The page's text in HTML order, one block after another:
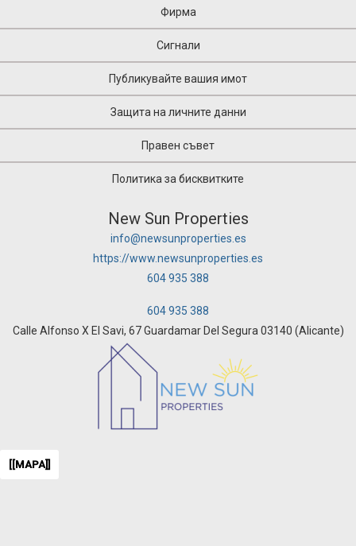
Фирма
Сигнали
Публикувайте вашия имот
Защита на личните данни
Правен съвет
Политика за бисквитките
New Sun Properties
info@newsunproperties.es
https://www.newsunproperties.es
604 935 388
604 935 388
Calle Alfonso X El Savi, 67 Guardamar Del Segura 03140 (Alicante)
[[MAPA]]